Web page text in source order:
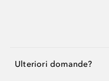
Ulteriori domande?